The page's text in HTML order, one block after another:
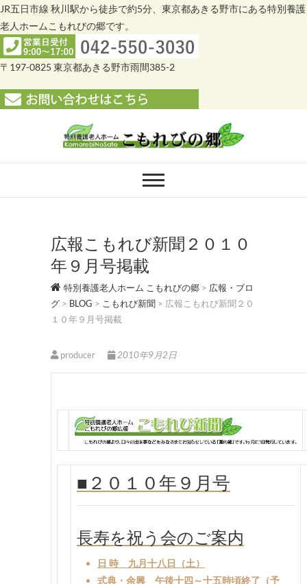
JR五日市線 秋川駅から徒歩で約5分、東京都あきる野市にある特別養護
老人ホームこもれびの郷です。
〒197-0825 東京都あきる野市雨間385-2
特別養護老人ホー
ム こもれびの郷
広報こもれび新聞２０１０
年９月号掲載
特別養護老人ホーム こもれびの郷 > 広報・ブロ
グ > BLOG > こもれび新聞 > 広報こもれび新聞２０
１０年９月号掲載
producer 2010年9月2日
■２０１０年９月号
長寿を祝う会のご案内
日 時 九月十八日（土）
式典・余興 午後十四～十五時頃終了（予